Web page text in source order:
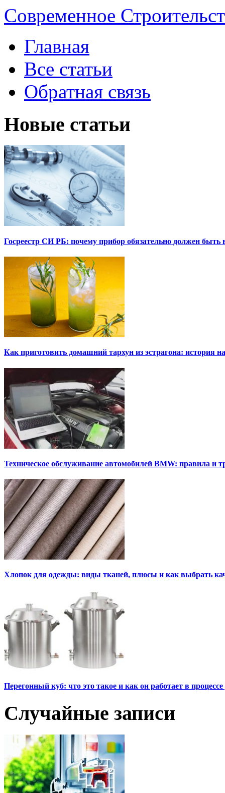
Современное
Главная
Все статьи
Обратная связь
Новые статьи
Госреестр СИ РБ: почему прибор обязательно должен быть
Как приготовить домашний тархун из эстрагона: история
Техническое обслуживание автомобилей BMW: правила и
Хлопок для одежды: виды тканей, плюсы и как выбрать
Перегонный куб: что это такое и как он работает в
Случайные записи